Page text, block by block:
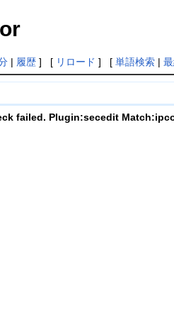
| 履歴] [ リロード ] [ 単語検索|
failed. Plugin:secedit